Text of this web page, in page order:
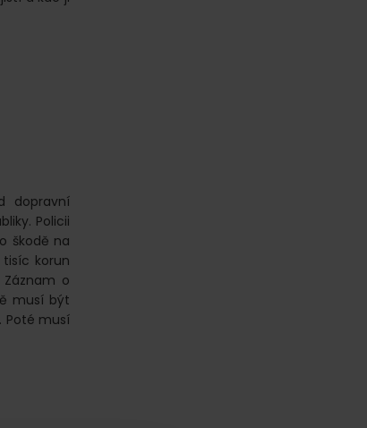
dopravní
Policii
škodě na
korun
o
musí být
Poté musí